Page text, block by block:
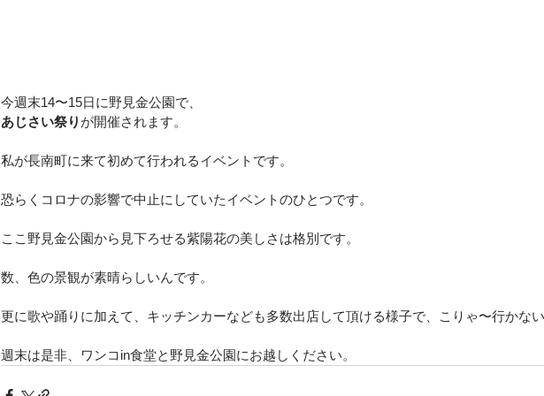
今週末14〜15日に野見金公園で、
あじさい祭り が開催されます。
私が長南町に来て初めて行われるイベントです。
恐らくコロナの影響で中止にしていたイベントのひとつです。
ここ野見金公園から見下ろせる紫陽花の美しさは格別です。
数、色の景観が素晴らしいんです。
更に歌や踊りに加えて、キッチンカーなども多数出店して頂ける様子で、こりゃ〜行かない
週末は是非、ワンコin食堂と野見金公園にお越しください。